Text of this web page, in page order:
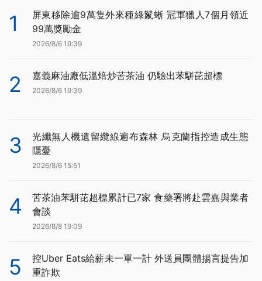
1
屏東移除逾9萬隻外來種綠鬣蜥 冠軍獵人7個月領近
99萬獎勵金
2026/8/6 19:39
2 嘉義麻油廠低溫焙炒苦茶油 仍驗出苯駢芘超標
2026/8/6 19:39
3
光纖無人機遺留纜線遍布森林 烏克蘭指控造成生態
隱憂
2026/8/6 15:51
4
苦茶油苯駢芘超標累計已7家 食藥署將赴雲嘉與業者
會談
2026/8/8 19:09
5
控Uber Eats給薪未一單一計 外送員團體揚言提告加
重詐欺